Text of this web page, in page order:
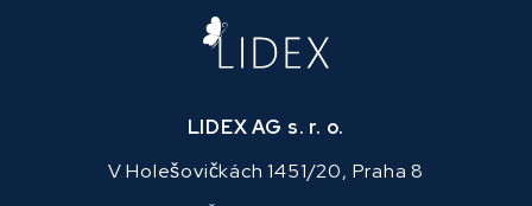
LIDEX AG s. r. o.
V Holešovičkách 1451/20, Praha 8